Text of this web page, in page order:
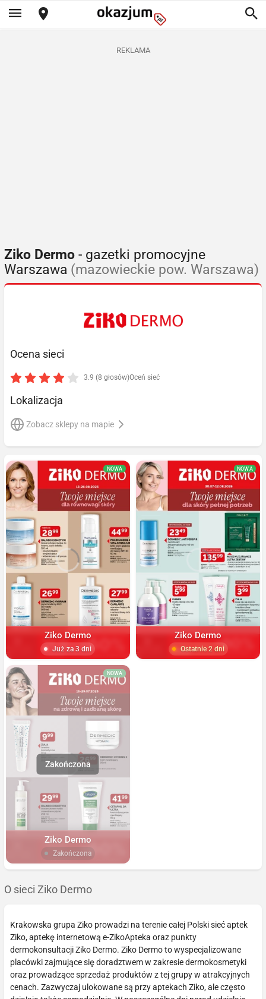
REKLAMA
Ziko Dermo - gazetki promocyjne
Warszawa (mazowieckie pow. Warszawa)
Ocena sieci
3.9 (8 głosów)Oceń sieć
Lokalizacja
Zobacz sklepy na mapie
NOWA
Ziko Dermo
Już za 3 dni
NOWA
Ziko Dermo
Ostatnie 2 dni
NOWA
Ziko Dermo
Zakończona
O sieci Ziko Dermo
Krakowska grupa Ziko prowadzi na terenie całej Polski sieć aptek
Ziko, aptekę internetową e-ZikoApteka oraz punkty
dermokonsultacji Ziko Dermo. Ziko Dermo to wyspecjalizowane
placówki zajmujące się doradztwem w zakresie dermokosmetyki
oraz prowadzące sprzedaż produktów z tej grupy w atrakcyjnych
cenach. Zazwyczaj ulokowane są przy aptekach Ziko, ale często